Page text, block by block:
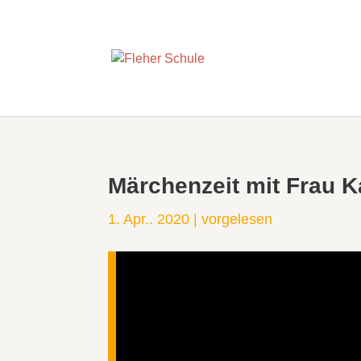
Märchenzeit mit Frau
1. Apr.. 2020 |vorgelesen